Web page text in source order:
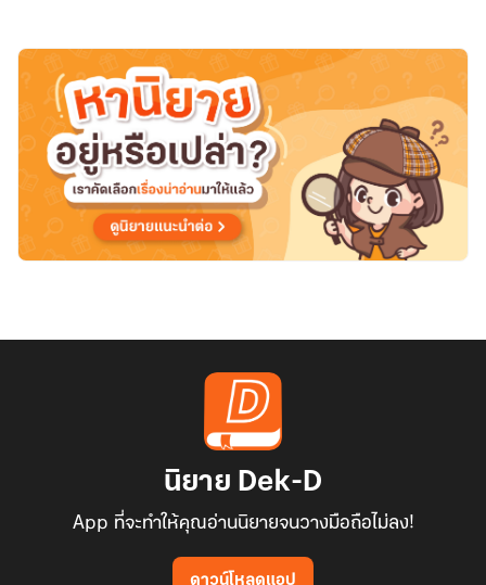
Sugawara
OC
นิยาย Dek-D
App ที่จะทำให้คุณอ่านนิยายจนวางมือถือไม่ลง!
ดาวน์โหลดแอป